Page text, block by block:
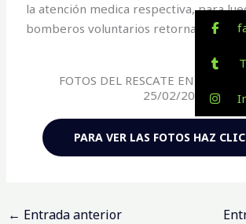
la atención medica respectiva, para
bomberos voluntarios retornar a BASE.
FOTOS DEL RESCATE EN AGUA
25/02/2024
PARA VER LAS FOTOS HAZ
← Entrada anterior